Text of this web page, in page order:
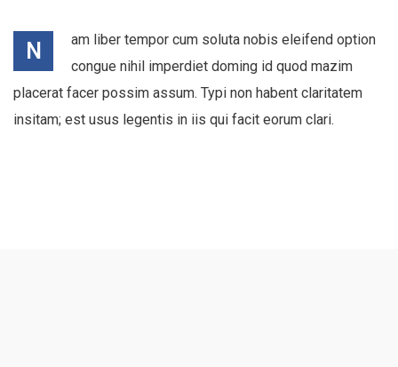
N
am liber tempor cum soluta nobis eleifend option
congue nihil imperdiet doming id quod mazim
placerat facer possim assum. Typi non habent claritatem
insitam; est usus legentis in iis qui facit eorum clari.